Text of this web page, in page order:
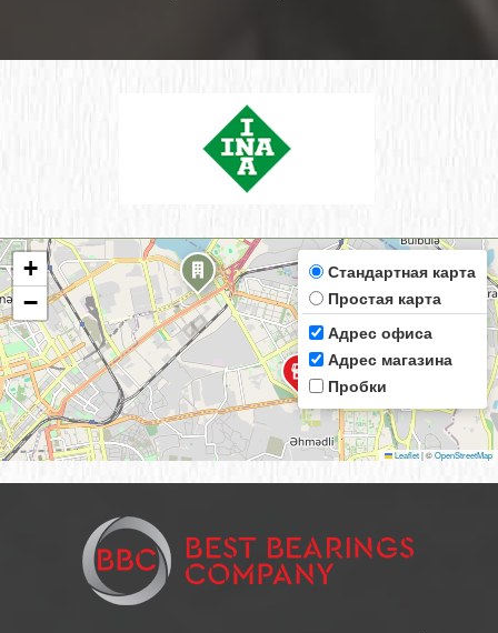
+
−
Стандартная карта
Простая карта
Адрес офиса
Адрес магазина
Пробки
Leaflet|©OpenStreetMap